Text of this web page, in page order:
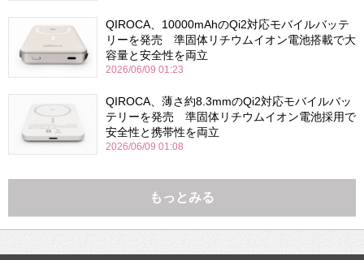
QIROCA、10000mAhのQi2対応モバイルバッテ
リーを発売 準固体リチウムイオン電池搭載で大
容量と安全性を両立
2026/06/09 01:23
QIROCA、薄さ約8.3mmのQi2対応モバイルバッ
テリーを発売 準固体リチウムイオン電池採用で
安全性と携帯性を両立
2026/06/09 01:08
もっとみる